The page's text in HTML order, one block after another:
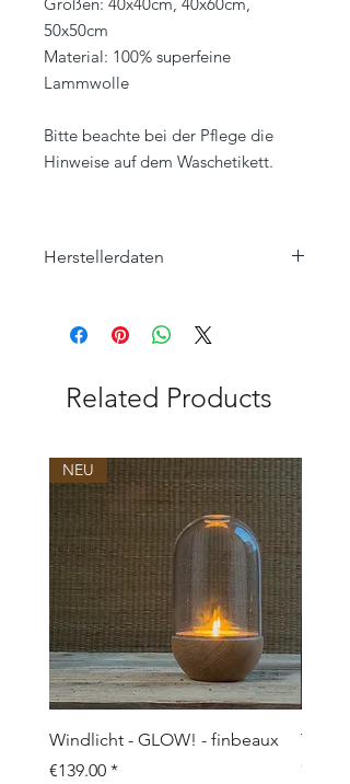
50x50cm
Material: 100% superfeine
Lammwolle
Bitte beachte bei der Pflege die
Hinweise auf dem Waschetikett.
Herstellerdaten
Orleansstraße 16
95028 Hof
info@eagle-products.de
Related Products
NEU
Windlicht - GLOW! - finbeaux
Price
€139.00
Topf/